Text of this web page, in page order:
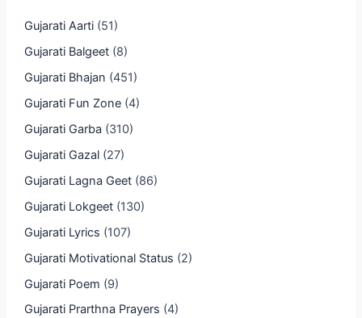
Gujarati Aarti(51)
Gujarati Balgeet(8)
Gujarati Bhajan (451)
Gujarati Fun Zone(4)
Gujarati Garba (310)
Gujarati Gazal(27)
Gujarati Lagna Geet(86)
Gujarati Lokgeet(130)
Gujarati Lyrics (107)
Gujarati Motivational Status (2)
Gujarati Poem (9)
Gujarati Prarthna Prayers (4)